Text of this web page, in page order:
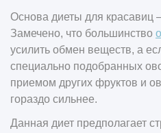
Основа диеты для красавиц
Замечено, что большинство
усилить обмен веществ, а
специально подобранных
приемом других фруктов и
гораздо сильнее.
Данная диет предполагает